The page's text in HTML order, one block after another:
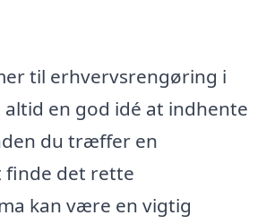
til erhvervsrengøring i
en god idé at indhente
du træffer en
finde det rette
kan være en vigtig